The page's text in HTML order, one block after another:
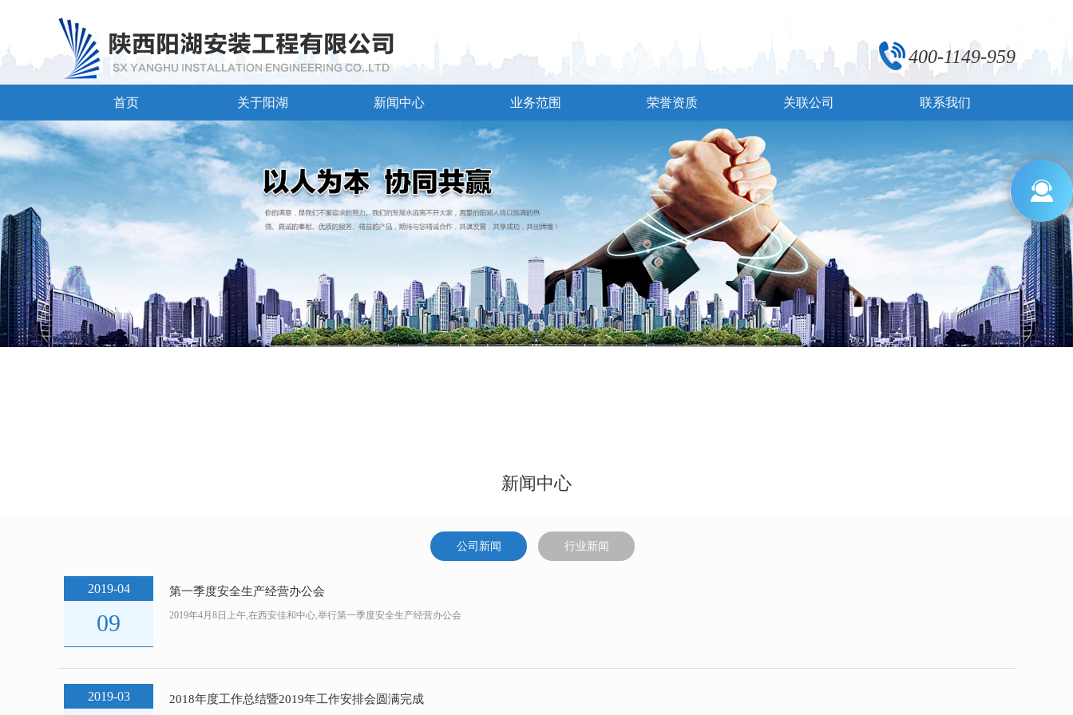
400-1149-959
首页 关于阳湖 新闻中心 业务范围 荣誉资质 关联公司 联系我们
新闻中心
公司新闻 行业新闻
2019-04
09
第一季度安全生产经营办公会
2019年4月8日上午,在西安佳和中心,举行第一季度安全生产经营办公会
2019-03 2018年度工作总结暨2019年工作安排会圆满完成